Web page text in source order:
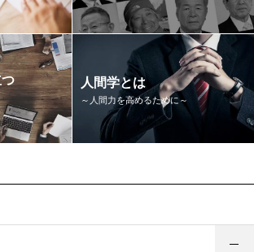
人間学とは
～人間力を高めるために～